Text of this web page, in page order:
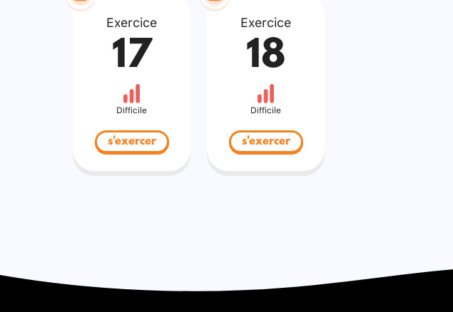
Exercice
17
Difficile
s'exercer
Exercice
18
Difficile
s'exercer